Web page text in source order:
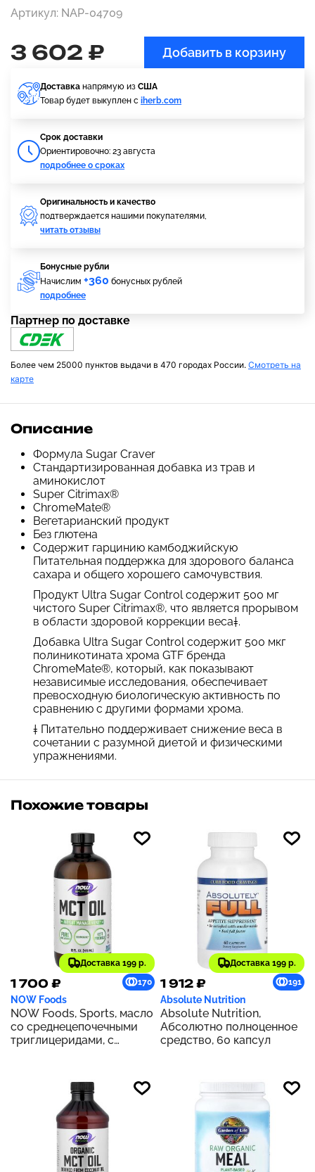
Артикул: NAP-04709
3 602 ₽ Добавить в корзину
Доставка напрямую из США
Товар будет выкуплен с iherb.com
Cрок доставки
Ориентировочно: 23 августа
подробнее о сроках
Оригинальность и качество
подтверждается нашими покупателями,
читать отзывы
Бонусные рубли
Начислим +360 бонусных рублей
подробнее
Партнер по доставке
Более чем 25000 пунктов выдачи в 470 городах России. Смотреть на
карте
Описание
Формула Sugar Craver
Стандартизированная добавка из трав и
аминокислот
Super Citrimax®
ChromeMate®
Вегетарианский продукт
Без глютена
Содержит гарцинию камбоджийскую
Питательная поддержка для здорового баланса
сахара и общего хорошего самочувствия.
Продукт Ultra Sugar Control содержит 500 мг
чистого Super Citrimax®, что является прорывом
в области здоровой коррекции веса‡.
Добавка Ultra Sugar Control содержит 500 мкг
полиникотината хрома GTF бренда
ChromeMate®, который, как показывают
независимые исследования, обеспечивает
превосходную биологическую активность по
сравнению с другими формами хрома.
‡ Питательно поддерживает снижение веса в
сочетании с разумной диетой и физическими
упражнениями.
Похожие товары
Доставка 199 р.
1 700 ₽ 170
NOW Foods
NOW Foods, Sports, масло
со среднецепочечными
триглицеридами, с
Доставка 199 р.
1 912 ₽ 191
Absolute Nutrition
Absolute Nutrition,
Абсолютно полноценное
средство, 60 капсул